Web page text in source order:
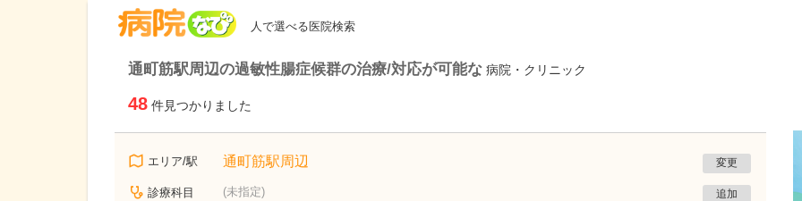
人で選べる医院検索
通町筋駅周辺の過敏性腸症候群の治療/対応が可能な 病院・クリニック
48 件見つかりました
エリア/駅 通町筋駅周辺 変更
診療科目 (未指定) 追加